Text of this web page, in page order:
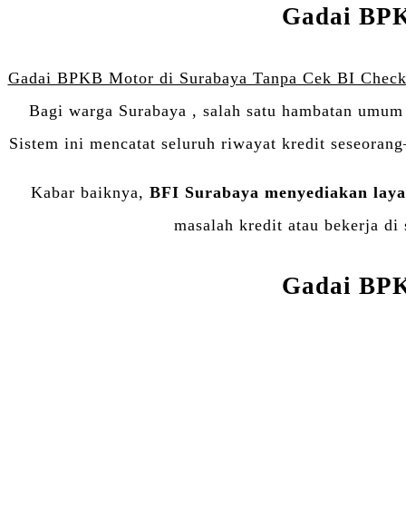
Gadai
Gadai BPKB Motor di Surabaya Tanpa Cek BI
Bagi warga Surabaya , salah satu hambatan
Sistem ini mencatat seluruh riwayat kredit
Kabar baiknya, BFI Surabaya menyediakan
masalah kredit atau bekerja di
Gadai